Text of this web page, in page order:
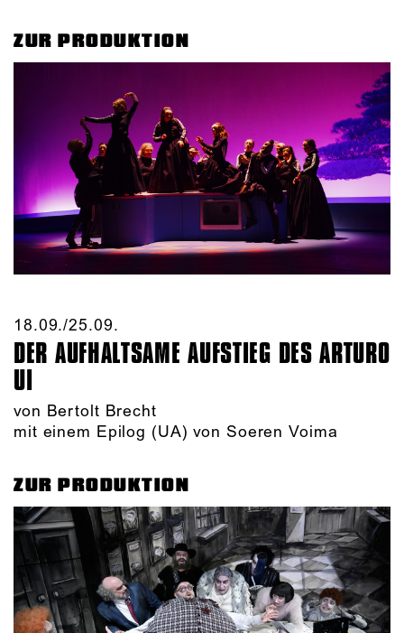
ZUR PRODUKTION
18.09./​25.09.​
DER AUFHALTSAME AUFSTIEG DES ARTURO
UI
von Bertolt Brecht
mit einem Epilog (UA) von Soeren Voima
ZUR PRODUKTION